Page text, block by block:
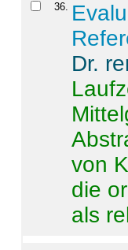
36.
Dr.
von
die
als